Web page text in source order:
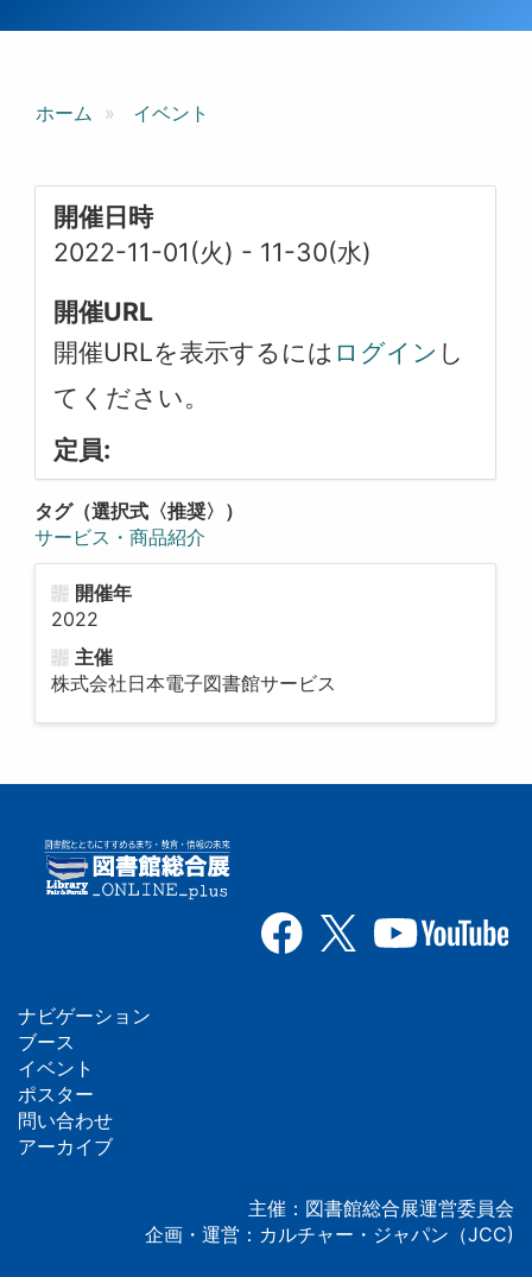
ホーム イベント
開催日時
2022-11-01(火) - 11-30(水)
開催URL
開催URLを表示するには ログイン し
てください。
定員:
タグ（選択式〈推奨〉）
サービス・商品紹介
開催年
2022
主催
株式会社日本電子図書館サービス
フ
ッ
タ
ナビゲーション
ブース
イベント
ポスター
問い合わせ
アーカイブ
主催：図書館総合展運営委員会
企画・運営：カルチャー・ジャパン（JCC)